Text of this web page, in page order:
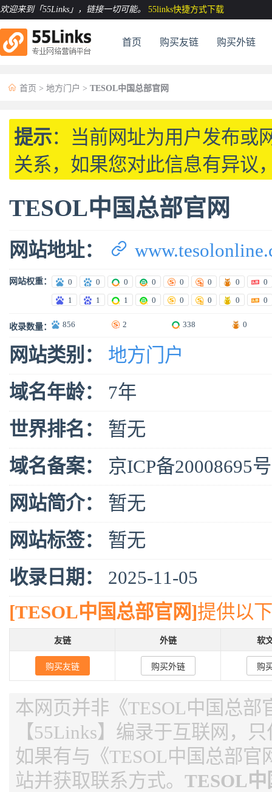
欢迎来到「55Links」 ，链接一切可能。 55links快捷方式下载
首页 购买友链 购买外链
 首页 > 地方门户 > TESOL中国总部官网
提示：当前网址为用户发布或
关系，如果您对此信息有异议
TESOL中国总部官网
网站地址： 
网站权重： 0 0 0 0 0 0 0
0
1
1 1 0 0 0 0 0
收录数量： 856 2 338 0
网站类别：
地方门户
域名年龄：
7年
世界排名：
暂无
域名备案：
京ICP备20008695
网站简介：
暂无
网站标签：
暂无
收录日期：
2025-11-05
[TESOL中国总部官网]提供以
友链 外链 软
购买友链 购买外链 购
本网页并非《TESOL中国总
【55Links】编录于互联网，
如果有与《TESOL中国总部
站并获取联系方式。 TESOL中